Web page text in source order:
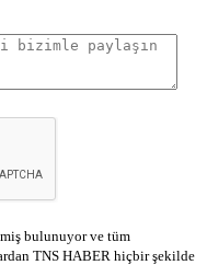
bulunuyor ve tüm
TNS HABER hiçbir şekilde